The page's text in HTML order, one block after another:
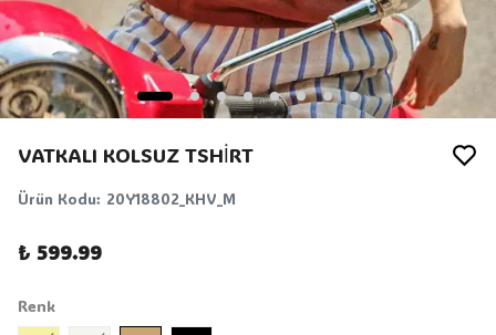
VATKALI KOLSUZ TSHİRT
Ürün Kodu: 20Y18802_KHV_M
₺ 599.99
Renk